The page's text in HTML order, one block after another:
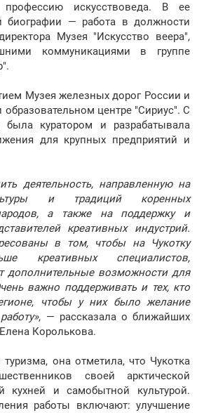
профессию искусствоведа. В ее
биографии — работа в должности
Музея "Искусство веера",
коммуникациями в группе
Музея железных дорог России и
центре "Сириус". С
куратором и разрабатывала
для крупных предприятий и
деятельность, направленную на
и традиций коренных
а также на поддержку и
креативных индустрий.
в том, чтобы на Чукотку
креативных специалистов,
дополнительные возможности для
важно поддерживать и тех, кто
чтобы у них было желание
, — рассказала о ближайших
Королькова.
она отметила, что Чукотка
своей арктической
кухней и самобытной культурой.
работы включают: улучшение